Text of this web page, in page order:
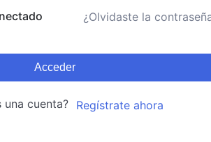
¿Olvidaste la
Acceder
una cuenta? Regístrate ahora